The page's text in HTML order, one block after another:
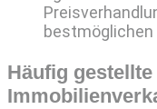
bestmöglichen
Häufig gestellte